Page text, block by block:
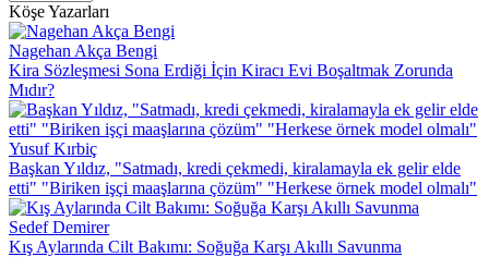
Köşe Yazarları
Nagehan Akça Bengi
Kira Sözleşmesi Sona Erdiği İçin Kiracı Evi Boşaltmak Zorunda
Mıdır?
Yusuf Kırbiç
Başkan Yıldız, "Satmadı, kredi çekmedi, kiralamayla ek gelir elde
etti" "Biriken işçi maaşlarına çözüm" "Herkese örnek model olmalı"
Sedef Demirer
Kış Aylarında Cilt Bakımı: Soğuğa Karşı Akıllı Savunma